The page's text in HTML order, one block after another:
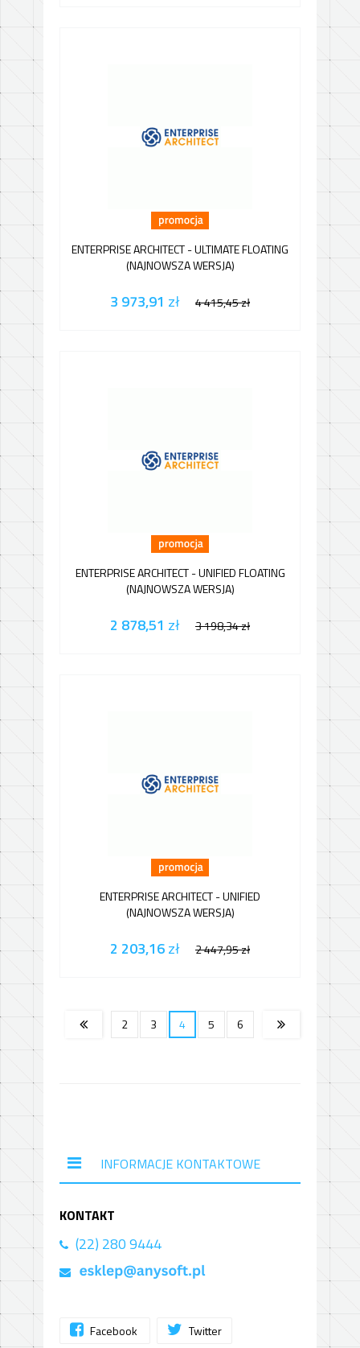
ENTERPRISE ARCHITECT - ULTIMATE FLOATING
(NAJNOWSZA WERSJA)
3 973,91 zł 4 415,45zł
ENTERPRISE ARCHITECT - UNIFIED FLOATING
(NAJNOWSZA WERSJA)
2 878,51 zł 3 198,34zł
ENTERPRISE ARCHITECT - UNIFIED
(NAJNOWSZA WERSJA)
2 203,16zł 2 447,95zł
2 3 4 5 6
INFORMACJE KONTAKTOWE
KONTAKT
(22) 280 9444
Facebook Twitter